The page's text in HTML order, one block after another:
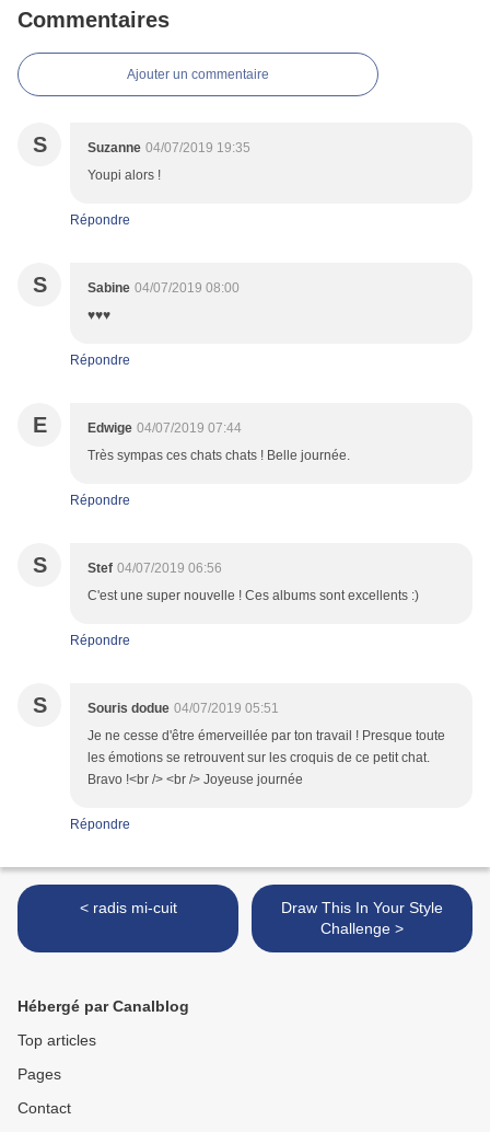
Commentaires
Ajouter un commentaire
S Suzanne 04/07/2019 19:35
Youpi alors !
Répondre
S Sabine 04/07/2019 08:00
♥♥♥
Répondre
E Edwige 04/07/2019 07:44
Très sympas ces chats chats ! Belle journée.
Répondre
S Stef 04/07/2019 06:56
C'est une super nouvelle ! Ces albums sont excellents :)
Répondre
S Souris dodue 04/07/2019 05:51
Je ne cesse d'être émerveillée par ton travail ! Presque toute
les émotions se retrouvent sur les croquis de ce petit chat.
Bravo !<br /> <br /> Joyeuse journée
Répondre
< radis mi-cuit
Draw This In Your Style
Challenge >
Hébergé par Canalblog
Top articles
Pages
Contact